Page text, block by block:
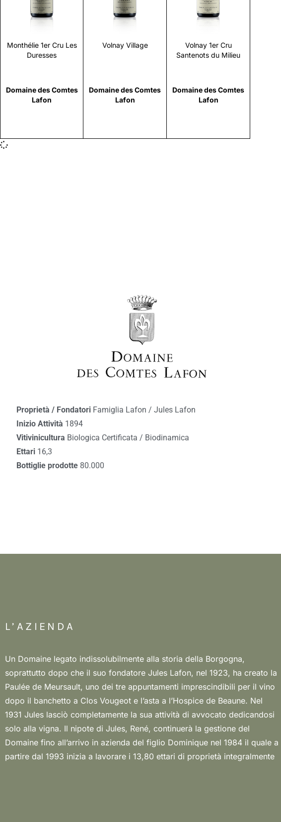
Monthélie 1er Cru Les
Duresses
Domaine des Comtes
Lafon
Scopri
Volnay Village
Domaine des Comtes
Lafon
Scopri
Volnay 1er Cru
Santenots du Milieu
Domaine des Comtes
Lafon
Scopri
Proprietà / Fondatori Famiglia Lafon / Jules Lafon
Inizio Attività 1894
Vitivinicultura Biologica Certificata / Biodinamica
Ettari 16,3
Bottiglie prodotte 80.000
L’AZIENDA
Un Domaine legato indissolubilmente alla storia della Borgogna,
soprattutto dopo che il suo fondatore Jules Lafon, nel 1923, ha creato la
Paulée de Meursault, uno dei tre appuntamenti imprescindibili per il vino
dopo il banchetto a Clos Vougeot e l’asta a l’Hospice de Beaune. Nel
1931 Jules lasciò completamente la sua attività di avvocato dedicandosi
solo alla vigna. Il nipote di Jules, René, continuerà la gestione del
Domaine fino all’arrivo in azienda del figlio Dominique nel 1984 il quale a
partire dal 1993 inizia a lavorare i 13,80 ettari di proprietà integralmente
in proprio per meglio applicare (dal 1998 su tutti i vigneti) le regole della
agricoltura biologica. Ora gli ettari sono 16,30, di cui 5,7 a pinot nero, e
sono gestiti in biodinamica. La straordinaria visione di Dominque Lafon,
che ha da poco passato il testimone alla figlia Léa e al nipote Pierre,
fanno di questo Domaine uno dei massimi interpreti di Meursault, con
vini finissimi ed eleganti, persistenti e longevi dove le più piccole
differenze di terroir sono immediatamente percepibili prima al naso e poi